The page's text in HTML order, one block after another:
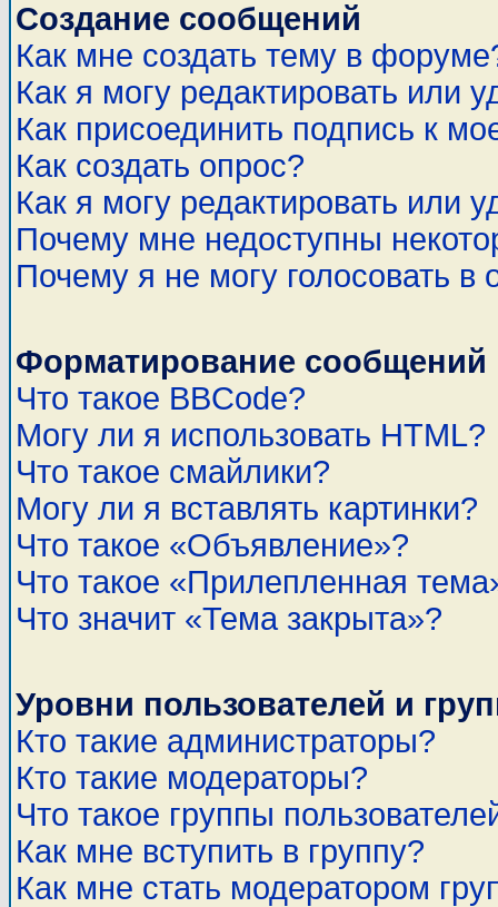
Создание сообщений
Как мне создать тему в
Как я могу редактировать или
Как присоединить подпись к
Как создать опрос?
Как я могу редактировать или
Почему мне недоступны
Почему я не могу голосовать в
Форматирование
Что такое BBCode?
Могу ли я использовать HTML?
Что такое смайлики?
Могу ли я вставлять картинки?
Что такое «Объявление»?
Что такое «Прилепленная
Что значит «Тема закрыта»?
Уровни пользователей и
Кто такие администраторы?
Кто такие модераторы?
Что такое группы
Как мне вступить в группу?
Как мне стать модератором